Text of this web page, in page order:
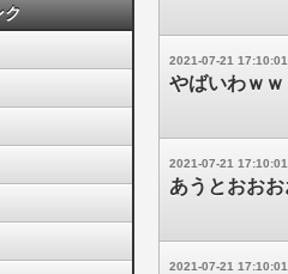
2021-07-21 17:10:01
やばいわｗｗ
2021-07-21 17:10:01
あうとおお
2021-07-21 17:10:01
ク